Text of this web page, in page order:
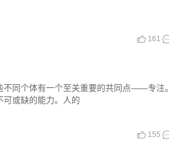
161
同个体有一个至关重要的共同点——专注。
或缺的能力。人的
155